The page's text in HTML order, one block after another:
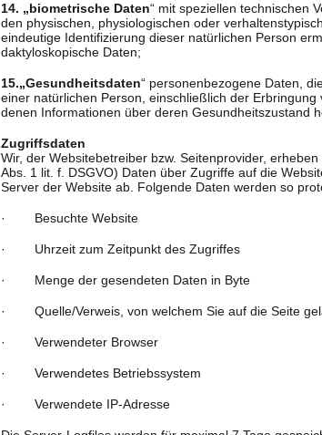
14. „biometrische Daten“ mit speziellen technischen
den physischen, physiologischen oder
eindeutige Identifizierung dieser natürlichen Person
daktyloskopische Daten;
15.„Gesundheitsdaten“ personenbezogene Daten,
einer natürlichen Person, einschließlich der
denen Informationen über deren Gesundheitszustand
Zugriffsdaten
Wir, der Websitebetreiber bzw. Seitenprovider,
Abs. 1 lit. f. DSGVO) Daten über Zugriffe auf die
Server der Website ab. Folgende Daten werden so
· Besuchte Website
· Uhrzeit zum Zeitpunkt des Zugriffes
· Menge der gesendeten Daten in Byte
· Quelle/Verweis, von welchem Sie auf die Seite
· Verwendeter Browser
· Verwendetes Betriebssystem
· Verwendete IP-Adresse